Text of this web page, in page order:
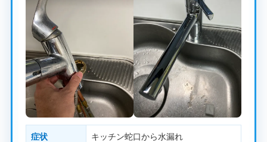
症状 キッチン蛇口から水漏れ